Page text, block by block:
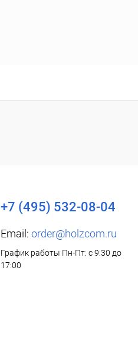
+7 (495) 532-08-04
Email: order@holzcom.ru
График работы Пн-Пт: с 9:30 до
17:00